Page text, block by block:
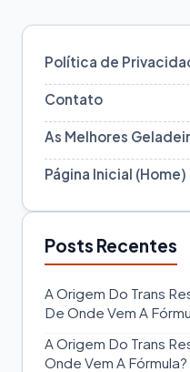
Política de
Contato
As Melhores
Página Inicial (Home)
Posts Recentes
A Origem Do Trans
De Onde Vem A
A Origem Do Trans
Onde Vem A Fórmula?